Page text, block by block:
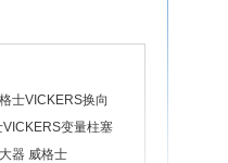
士VICKERS换向
变量柱塞
器 威格士